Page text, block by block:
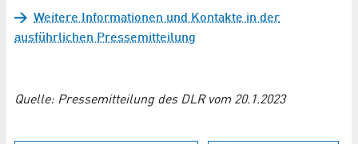
Weitere Informationen und Kontakte in der
ausführlichen Pressemitteilung
Quelle: Pressemitteilung des DLR vom 20.1.2023